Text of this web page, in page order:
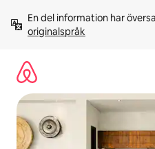
innehåll
En del information har
originalspråk